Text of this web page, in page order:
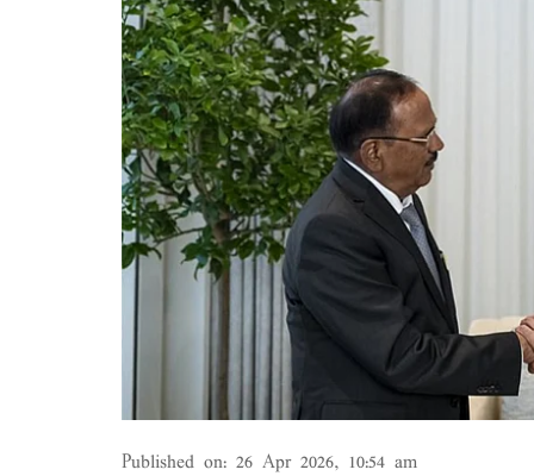
Published on: 26 Apr 2026, 10:54 am